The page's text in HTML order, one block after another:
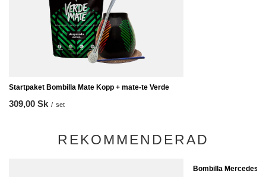
Startpaket Bombilla Mate Kopp + mate-te Verde
309,00 Sk / set
REKOMMENDERAD
Bombilla Mercedes